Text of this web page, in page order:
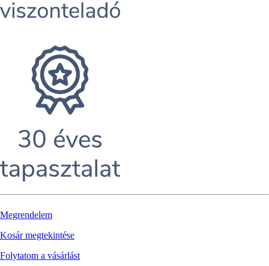
Megrendelem
Kosár megtekintése
Folytatom a vásárlást